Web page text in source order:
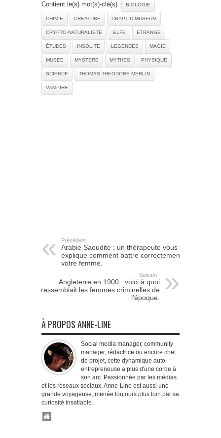
Contient le(s) mot(s)-clé(s) : BIOLOGIE
CHIMIE CREATURE CRYPTID MUSEUM
CRYPTO-NATURALISTE ELFE ETRANGE
ÉTUDES INSOLITE LEGENDES MAGIE
MUSEE MYSTERE MYTHES PHYSIQUE
SCIENCE THOMAS THEODORE MERLIN
VAMPIRE
Précédent :
Arabie Saoudite : un thérapeute vous
explique comment battre correctement
votre femme.
Suivant :
Angleterre en 1900 : voici à quoi
ressemblait les femmes criminelles de
l’époque.
À PROPOS ANNE-LINE
Social media manager, community
manager, rédactrice ou encore chef
de projet, cette dynamique auto-
entrepreneuse a plus d'une corde à
son arc. Passionnée par les médias
et les réseaux sociaux, Anne-Line est aussi une
grande voyageuse, menée toujours plus loin par sa
curiosité insatiable.